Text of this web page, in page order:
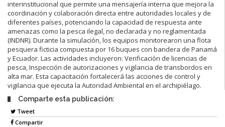
interinstitucional que permite una mensajería interna que mejora la
coordinación y colaboración directa entre autoridades locales y de
diferentes países, potenciando la capacidad de respuesta ante
amenazas como la pesca ilegal, no declarada y no reglamentada
(INDNR). Durante la simulación, los equipos monitorearon una flota
pesquera ficticia compuesta por 16 buques con bandera de Panamá
y Ecuador. Las actividades incluyeron: Verificación de licencias de
pesca, Inspección de autorizaciones y vigilancia de transbordos en
alta mar. Esta capacitación fortalecerá las acciones de control y
vigilancia que ejecuta la Autoridad Ambiental en el archipiélago.
Comparte esta publicación:
Tweet
Compartir